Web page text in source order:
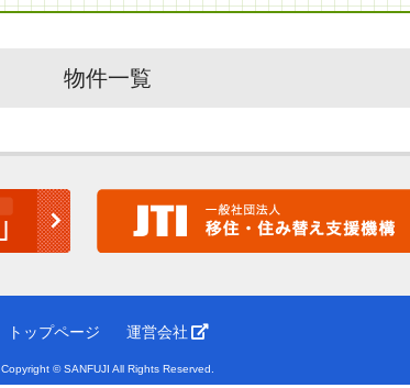
物件一覧
トップページ 運営会社
Copyright © SANFUJI All Rights Reserved.